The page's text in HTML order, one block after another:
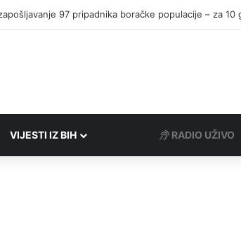
VIJESTI IZ BIH RADIO UŽIVO